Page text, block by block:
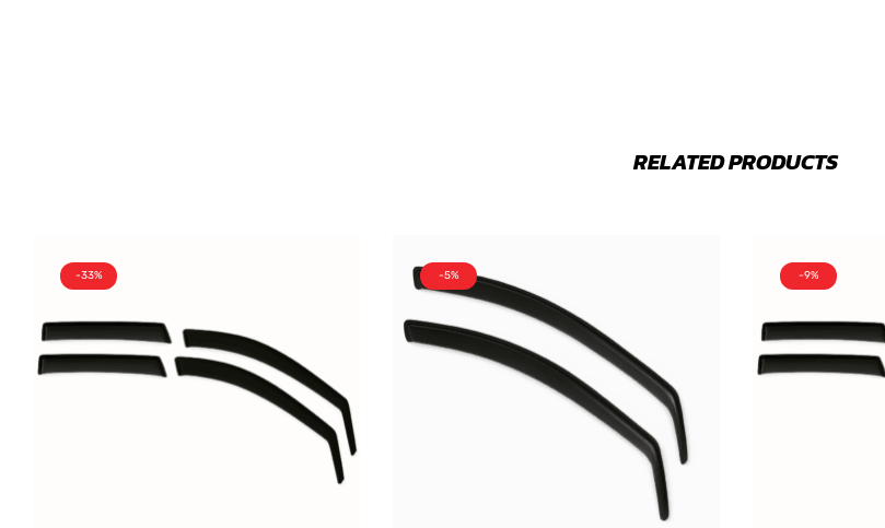
RELATED PRODUCTS
-33% -5% -9%